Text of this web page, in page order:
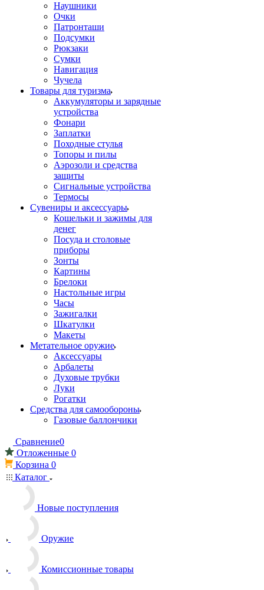
Наушники
Очки
Патронташи
Подсумки
Рюкзаки
Сумки
Навигация
Чучела
Товары для туризма
Аккумуляторы и зарядные
устройства
Фонари
Заплатки
Походные стулья
Топоры и пилы
Аэрозоли и средства
защиты
Сигнальные устройства
Термосы
Сувениры и аксессуары
Кошельки и зажимы для
денег
Посуда и столовые
приборы
Зонты
Картины
Брелоки
Настольные игры
Часы
Зажигалки
Шкатулки
Макеты
Метательное оружие
Аксессуары
Арбалеты
Духовые трубки
Луки
Рогатки
Средства для самообороны
Газовые баллончики
Сравнение0
Отложенные 0
Корзина 0
Каталог
Новые поступления
Оружие
Комиссионные товары